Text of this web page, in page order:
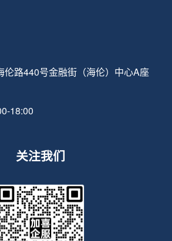
伦路440号金融街（海伦）中心A座
18:00
关注我们